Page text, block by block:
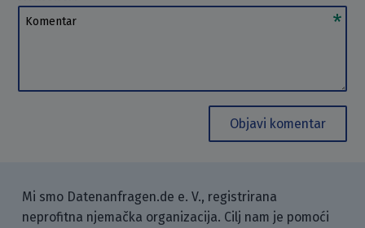
Komentar
Objavi komentar
Mi smo Datenanfragen.de e. V., registrirana
neprofitna njemačka organizacija. Cilj nam je pomoći